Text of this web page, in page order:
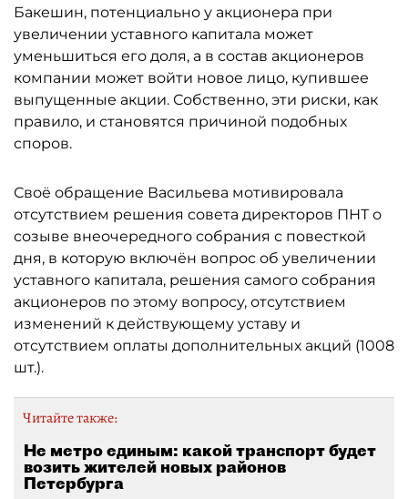
Бакешин, потенциально у акционера при
увеличении уставного капитала может
уменьшиться его доля, а в состав акционеров
компании может войти новое лицо, купившее
выпущенные акции. Собственно, эти риски, как
правило, и становятся причиной подобных
споров.
Своё обращение Васильева мотивировала
отсутствием решения совета директоров ПНТ о
созыве внеочередного собрания с повесткой
дня, в которую включён вопрос об увеличении
уставного капитала, решения самого собрания
акционеров по этому вопросу, отсутствием
изменений к действующему уставу и
отсутствием оплаты дополнительных акций (1008
шт.).
Читайте также:
Не метро единым: какой транспорт будет
возить жителей новых районов
Петербурга